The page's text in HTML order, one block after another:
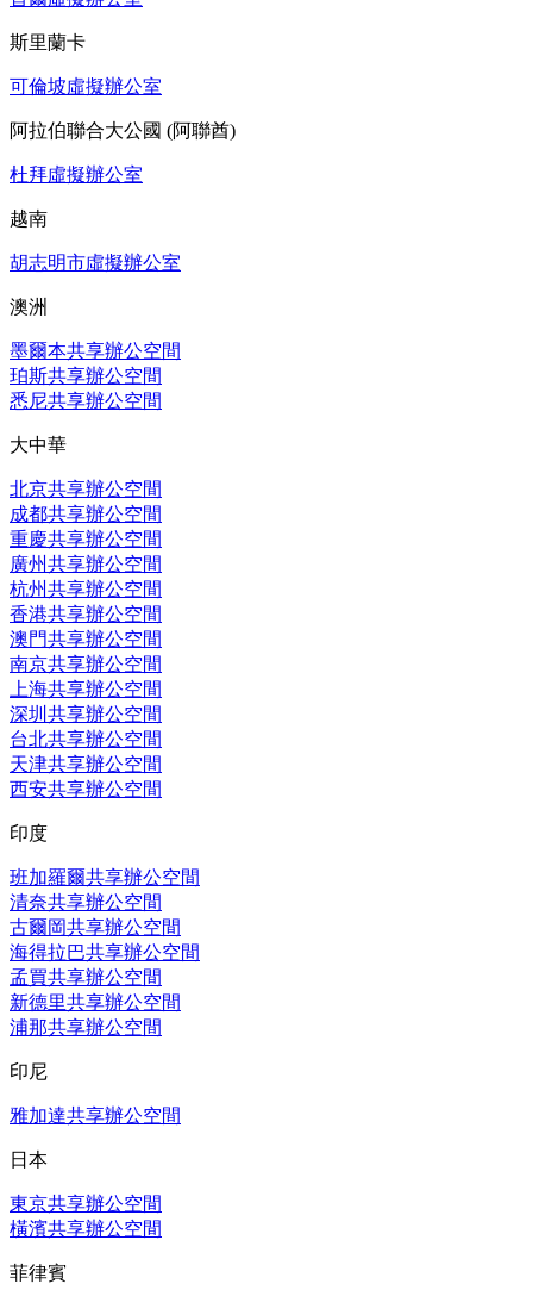
斯里蘭卡
可倫坡虛擬辦公室
阿拉伯聯合大公國 (阿聯酋)
杜拜虛擬辦公室
越南
胡志明市虛擬辦公室
澳洲
墨爾本共享辦公空間
珀斯共享辦公空間
悉尼共享辦公空間
大中華
北京共享辦公空間
成都共享辦公空間
重慶共享辦公空間
廣州共享辦公空間
杭州共享辦公空間
香港共享辦公空間
澳門共享辦公空間
南京共享辦公空間
上海共享辦公空間
深圳共享辦公空間
台北共享辦公空間
天津共享辦公空間
西安共享辦公空間
印度
班加羅爾共享辦公空間
清奈共享辦公空間
古爾岡共享辦公空間
海得拉巴共享辦公空間
孟買共享辦公空間
新德里共享辦公空間
浦那共享辦公空間
印尼
雅加達共享辦公空間
日本
東京共享辦公空間
橫濱共享辦公空間
菲律賓